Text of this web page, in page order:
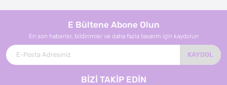
E Bültene Abone Olun
En son haberler, bildirimler ve daha fazla tasarım için kaydolun
KAYDOL
BİZİ TAKİP EDİN